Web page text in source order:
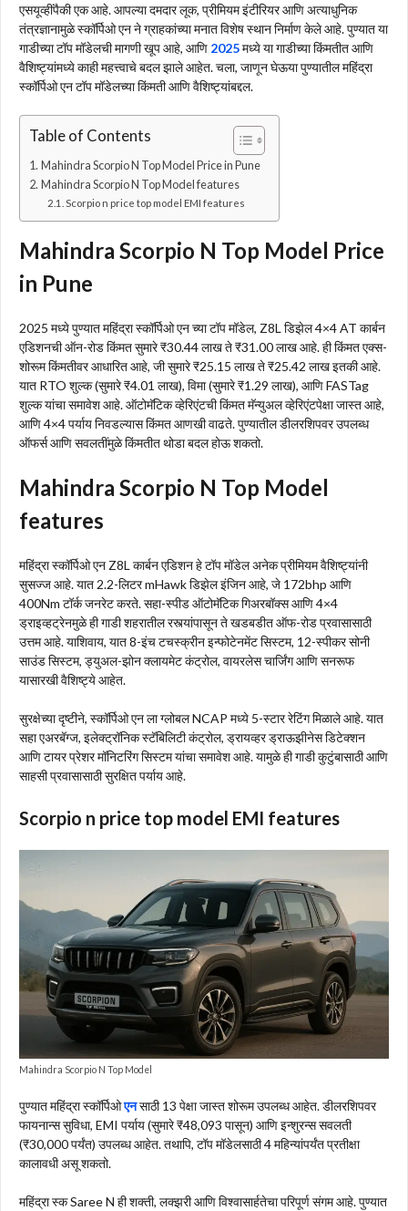
एसयूव्हींपैकी एक आहे. आपल्या दमदार लूक, प्रीमियम इंटीरियर आणि अत्याधुनिक
तंत्रज्ञानामुळे स्कॉर्पिओ एन ने ग्राहकांच्या मनात विशेष स्थान निर्माण केले आहे. पुण्यात या
गाडीच्या टॉप मॉडेलची मागणी खूप आहे, आणि 2025मध्ये या गाडीच्या किंमतीत आणि
वैशिष्ट्यांमध्ये काही महत्त्वाचे बदल झाले आहेत. चला, जाणून घेऊया पुण्यातील महिंद्रा
स्कॉर्पिओ एन टॉप मॉडेलच्या किंमती आणि वैशिष्ट्यांबद्दल.
Table of Contents
Mahindra Scorpio N Top Model Price in Pune
Mahindra Scorpio N Top Model features
Scorpio n price top model EMI features
Mahindra Scorpio N Top Model Price
in Pune
2025 मध्ये पुण्यात महिंद्रा स्कॉर्पिओ एन च्या टॉप मॉडेल, Z8L डिझेल 4×4 AT कार्बन
एडिशनची ऑन-रोड किंमत सुमारे ₹30.44 लाख ते ₹31.00 लाख आहे. ही किंमत एक्स-
शोरूम किंमतीवर आधारित आहे, जी सुमारे ₹25.15 लाख ते ₹25.42 लाख इतकी आहे.
यात RTO शुल्क (सुमारे ₹4.01 लाख), विमा (सुमारे ₹1.29 लाख), आणि FASTag
शुल्क यांचा समावेश आहे. ऑटोमॅटिक व्हेरिएंटची किंमत मॅन्युअल व्हेरिएंटपेक्षा जास्त आहे,
आणि 4×4 पर्याय निवडल्यास किंमत आणखी वाढते. पुण्यातील डीलरशिपवर उपलब्ध
ऑफर्स आणि सवलतींमुळे किंमतीत थोडा बदल होऊ शकतो.
Mahindra Scorpio N Top Model
features
महिंद्रा स्कॉर्पिओ एन Z8L कार्बन एडिशन हे टॉप मॉडेल अनेक प्रीमियम वैशिष्ट्यांनी
सुसज्ज आहे. यात 2.2-लिटर mHawk डिझेल इंजिन आहे, जे 172bhp आणि
400Nm टॉर्क जनरेट करते. सहा-स्पीड ऑटोमॅटिक गिअरबॉक्स आणि 4×4
ड्राइव्हट्रेनमुळे ही गाडी शहरातील रस्त्यांपासून ते खडबडीत ऑफ-रोड प्रवासासाठी
उत्तम आहे. याशिवाय, यात 8-इंच टचस्क्रीन इन्फोटेनमेंट सिस्टम, 12-स्पीकर सोनी
साउंड सिस्टम, ड्युअल-झोन क्लायमेट कंट्रोल, वायरलेस चार्जिंग आणि सनरूफ
यासारखी वैशिष्ट्ये आहेत.
सुरक्षेच्या दृष्टीने, स्कॉर्पिओ एन ला ग्लोबल NCAP मध्ये 5-स्टार रेटिंग मिळाले आहे. यात
सहा एअरबॅग्ज, इलेक्ट्रॉनिक स्टॅबिलिटी कंट्रोल, ड्रायव्हर ड्राऊझीनेस डिटेक्शन
आणि टायर प्रेशर मॉनिटरिंग सिस्टम यांचा समावेश आहे. यामुळे ही गाडी कुटुंबासाठी आणि
साहसी प्रवासासाठी सुरक्षित पर्याय आहे.
Scorpio n price top model EMI features
Mahindra Scorpio N Top Model
पुण्यात महिंद्रा स्कॉर्पिओएनसाठी 13 पेक्षा जास्त शोरूम उपलब्ध आहेत. डीलरशिपवर
फायनान्स सुविधा, EMI पर्याय (सुमारे ₹48,093 पासून) आणि इन्शुरन्स सवलती
(₹30,000 पर्यंत) उपलब्ध आहेत. तथापि, टॉप मॉडेलसाठी 4 महिन्यांपर्यंत प्रतीक्षा
कालावधी असू शकतो.
महिंद्रा स्क Saree N ही शक्ती, लक्झरी आणि विश्वासार्हतेचा परिपूर्ण संगम आहे. पुण्यात